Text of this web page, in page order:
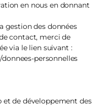
en nous en donnant
gestion des données
contact, merci de
via le lien suivant :
personnelles
et de développement des